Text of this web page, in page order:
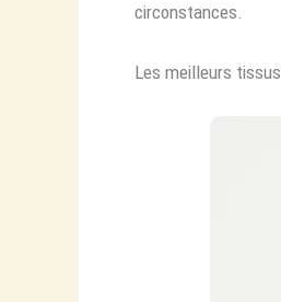
circonstances.
Les meilleurs